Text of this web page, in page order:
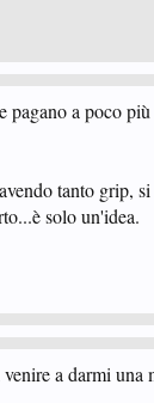
pagano a poco
tanto grip,
solo un'idea.
a darmi una